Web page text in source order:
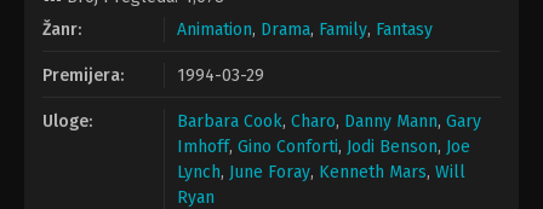
Žanr:
Animation, Drama, Family, Fantasy
Premijera: 1994-03-29
Uloge: Barbara Cook, Charo, Danny Mann, Gary
Imhoff, Gino Conforti, Jodi Benson, Joe
Lynch, June Foray, Kenneth Mars, Will
Ryan